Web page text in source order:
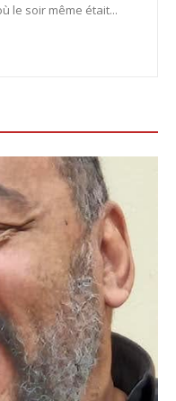
le soir même était...